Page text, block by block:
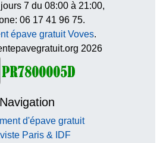
7 du 08:00 à 21:00,
06 17 41 96 75.
épave gratuit Voves.
2026
Navigation
d'épave gratuit
Paris & IDF